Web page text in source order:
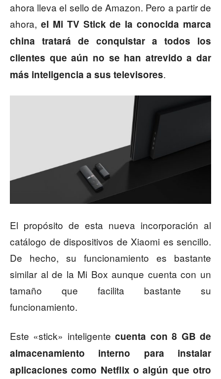
ahora lleva el sello de Amazon. Pero a partir de
ahora, el Mi TV Stick de la conocida marca
china tratará de conquistar a todos los
clientes que aún no se han atrevido a dar
más inteligencia a sus televisores.
El propósito de esta nueva incorporación al
catálogo de dispositivos de Xiaomi es sencillo.
De hecho, su funcionamiento es bastante
similar al de la Mi Box aunque cuenta con un
tamaño que facilita bastante su
funcionamiento.
Este «stick» inteligentecuenta con 8 GB de
almacenamiento interno para instalar
aplicaciones como Netflix o algún que otro